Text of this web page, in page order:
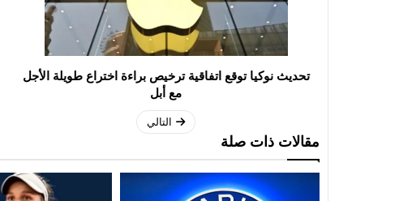
تحديث نوكيا توقع اتفاقية ترخيص براءة اختراع طويلة الأجل
مع أبل
التالي
مقالات ذات صلة